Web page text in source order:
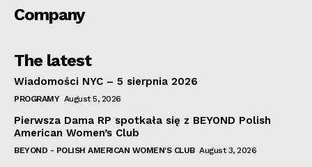
Company
The latest
Wiadomości NYC – 5 sierpnia 2026
PROGRAMY August 5, 2026
Pierwsza Dama RP spotkała się z BEYOND Polish
American Women’s Club
BEYOND - POLISH AMERICAN WOMEN'S CLUB August 3, 2026